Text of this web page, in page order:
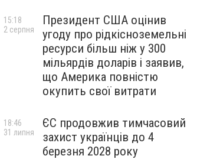
Президент США оцінив
угоду про рідкісноземельні
ресурси більш ніж у 300
мільярдів доларів і заявив,
що Америка повністю
окупить свої витрати
15:18
2 серпня
ЄС продовжив тимчасовий
захист українців до 4
березня 2028 року
18:46
31 липня